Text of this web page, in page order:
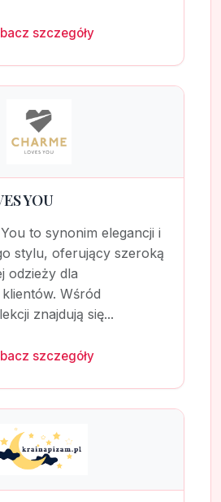
szczegóły
YOU
to synonim elegancji i
stylu, oferujący szeroką
odzieży dla
Wśród
znajdują się...
szczegóły